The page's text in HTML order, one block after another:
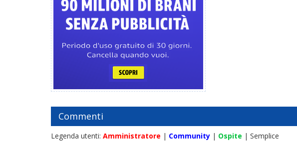
Commenti
Legenda utenti: Amministratore | Community | Ospite | Semplice